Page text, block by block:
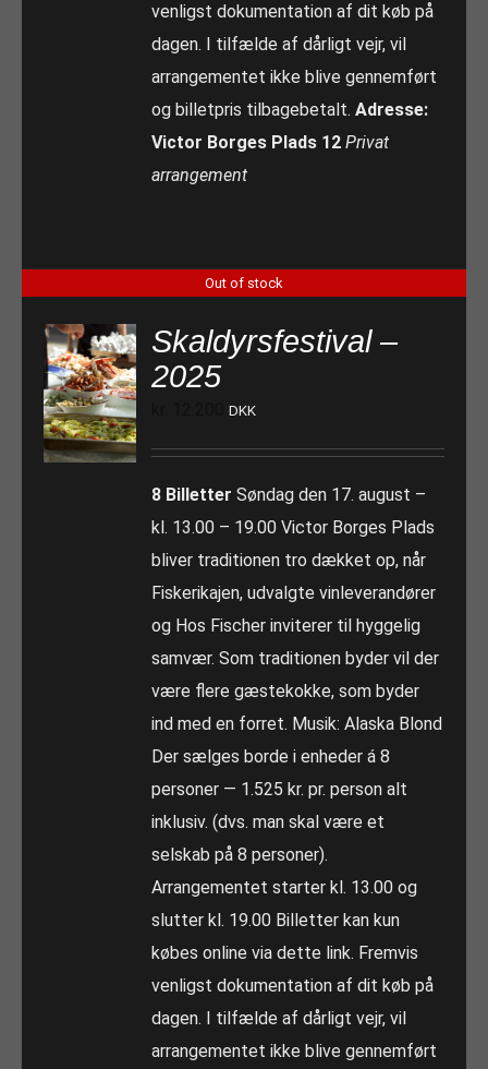
venligst dokumentation af dit køb på
dagen. I tilfælde af dårligt vejr, vil
arrangementet ikke blive gennemført
og billetpris tilbagebetalt.Adresse:
Victor Borges Plads 12 Privat
arrangement
Out of stock
Skaldyrsfestival –
2025
DKK
8 Billetter Søndag den 17. august –
kl. 13.00 – 19.00 Victor Borges Plads
bliver traditionen tro dækket op, når
Fiskerikajen, udvalgte vinleverandører
og Hos Fischer inviterer til hyggelig
samvær. Som traditionen byder vil der
være flere gæstekokke, som byder
ind med en forret. Musik: Alaska Blond
Der sælges borde i enheder á 8
personer — 1.525 kr. pr. person alt
inklusiv. (dvs. man skal være et
selskab på 8 personer).
Arrangementet starter kl. 13.00 og
slutter kl. 19.00 Billetter kan kun
købes online via dette link. Fremvis
venligst dokumentation af dit køb på
dagen. I tilfælde af dårligt vejr, vil
arrangementet ikke blive gennemført